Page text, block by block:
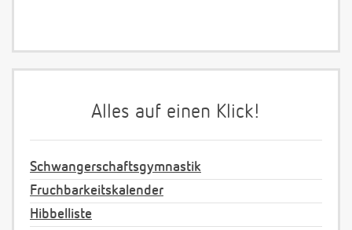
Alles auf einen Klick!
Schwangerschaftsgymnastik
Fruchbarkeitskalender
Hibbelliste